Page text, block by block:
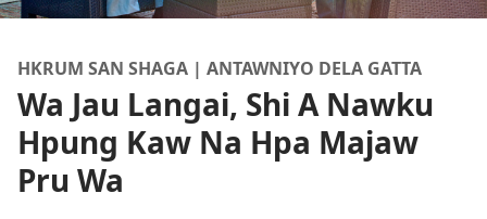
HKRUM SAN SHAGA | ANTAWNIYO DELA GATTA
Wa Jau Langai, Shi A Nawku
Hpung Kaw Na Hpa Majaw
Pru Wa